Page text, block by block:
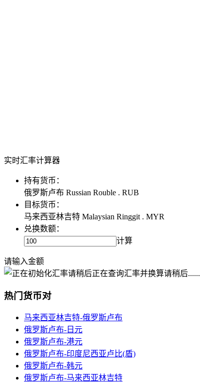
实时汇率计算器
持有货币：
俄罗斯卢布 Russian Rouble . RUB
目标货币：
马来西亚林吉特 Malaysian Ringgit . MYR
兑换数额：
计算
请输入金额
正在查询汇率并换算请稍后......
热门货币对
马来西亚林吉特-俄罗斯卢布
俄罗斯卢布-日元
俄罗斯卢布-港元
俄罗斯卢布-印度尼西亚卢比(盾)
俄罗斯卢布-韩元
俄罗斯卢布-马来西亚林吉特